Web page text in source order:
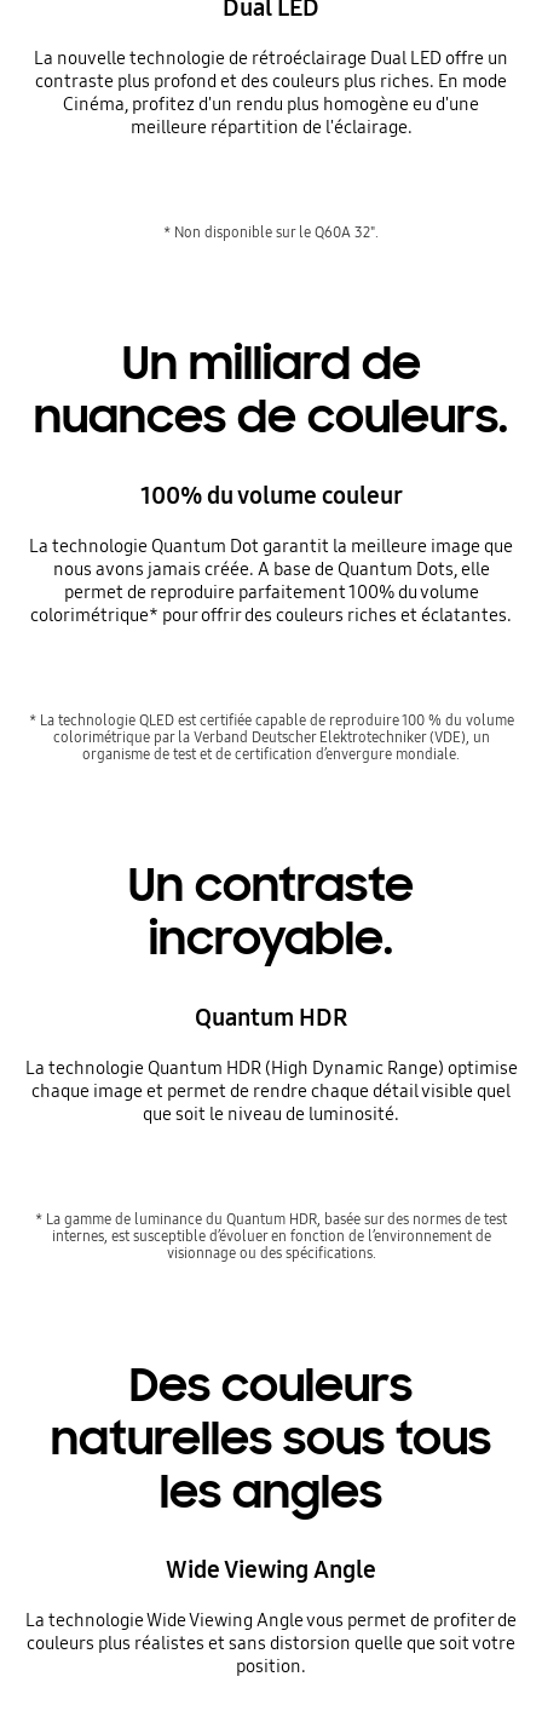
Dual LED
La nouvelle technologie de rétroéclairage Dual LED offre un
contraste plus profond et des couleurs plus riches. En mode
Cinéma, profitez d'un rendu plus homogène eu d'une
meilleure répartition de l'éclairage.
* Non disponible sur le Q60A 32".
Un milliard de
nuances de couleurs.
100% du volume couleur
La technologie Quantum Dot garantit la meilleure image que
nous avons jamais créée. A base de Quantum Dots, elle
permet de reproduire parfaitement 100% du volume
colorimétrique* pour offrir des couleurs riches et éclatantes.
* La technologie QLED est certifiée capable de reproduire 100 % du volume
colorimétrique par la Verband Deutscher Elektrotechniker (VDE), un
organisme de test et de certification d’envergure mondiale.
Un contraste
incroyable.
Quantum HDR
La technologie Quantum HDR (High Dynamic Range) optimise
chaque image et permet de rendre chaque détail visible quel
que soit le niveau de luminosité.
* La gamme de luminance du Quantum HDR, basée sur des normes de test
internes, est susceptible d’évoluer en fonction de l’environnement de
visionnage ou des spécifications.
Des couleurs
naturelles sous tous
les angles
Wide Viewing Angle
La technologie Wide Viewing Angle vous permet de profiter de
couleurs plus réalistes et sans distorsion quelle que soit votre
position.